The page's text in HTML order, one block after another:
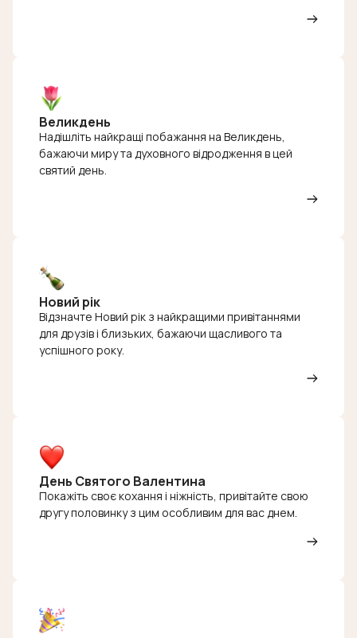
Великдень
Надішліть найкращі побажання на Великдень,
бажаючи миру та духовного відродження в цей
святий день.
Новий рік
Відзначте Новий рік з найкращими привітаннями
для друзів і близьких, бажаючи щасливого та
успішного року.
День Святого Валентина
Покажіть своє кохання і ніжність, привітайте свою
другу половинку з цим особливим для вас днем.